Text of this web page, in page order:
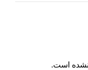
نشده است.